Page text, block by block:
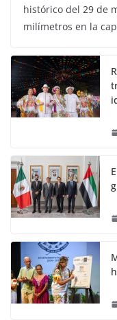
histórico del 29 de
milímetros en la